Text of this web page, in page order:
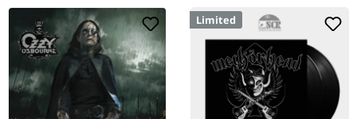
Limited